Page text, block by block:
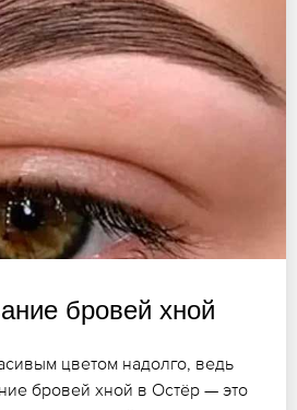
бровей хной
цветом надолго, ведь
бровей хной в Остёр — это